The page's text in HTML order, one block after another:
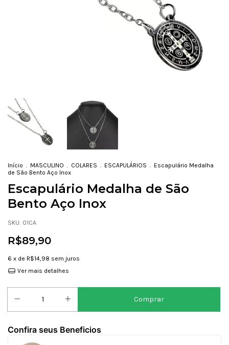
Início . MASCULINO . COLARES . ESCAPULÁRIOS . Escapulário Medalha
de São Bento Aço Inox
Escapulário Medalha de São
Bento Aço Inox
SKU: 01CA
R$89,90
6 x de R$14,98 sem juros
Ver mais detalhes
Confira seus Beneficios